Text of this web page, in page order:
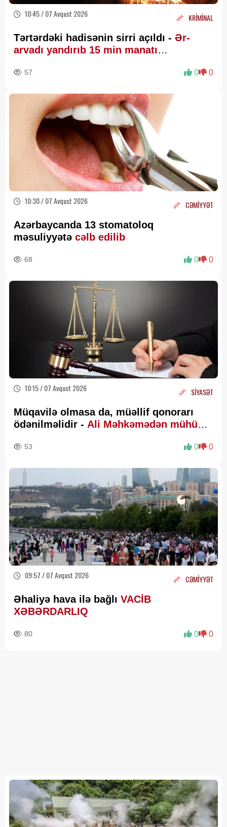
10:45 / 07 Avqust 2026 KRİMİNAL
Tərtərdəki hadisənin sirri açıldı - Ər-
arvadı yandırıb 15 min manatı
57 0 0
10:30 / 07 Avqust 2026 CƏMİYYƏT
Azərbaycanda 13 stomatoloq
məsuliyyətə cəlb edilib
68 0 0
10:15 / 07 Avqust 2026 SİYASƏT
Müqavilə olmasa da, müəllif qonorarı
ödənilməlidir - Ali Məhkəmədən mühüm
53 0 0
09:57 / 07 Avqust 2026 CƏMİYYƏT
Əhaliyə hava ilə bağlı VACİB
XƏBƏRDARLIQ
80 0 0